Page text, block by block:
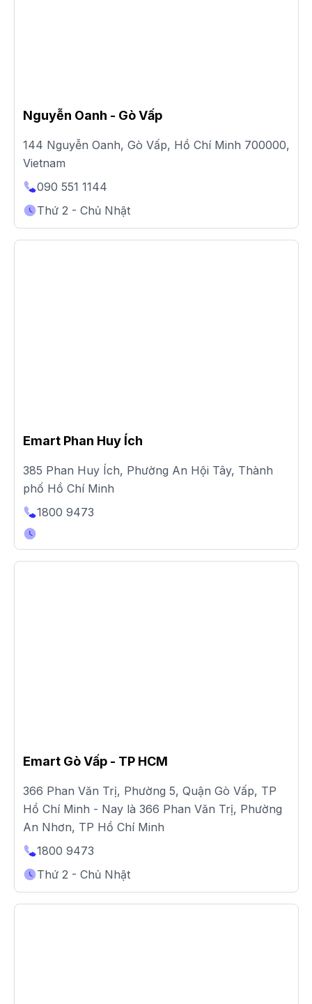
Nguyễn Oanh - Gò Vấp
144 Nguyễn Oanh, Gò Vấp, Hồ Chí Minh 700000,
Vietnam
090 551 1144
Thứ 2 - Chủ Nhật
Emart Phan Huy Ích
385 Phan Huy Ích, Phường An Hội Tây, Thành
phố Hồ Chí Minh
1800 9473
Emart Gò Vấp - TP HCM
366 Phan Văn Trị, Phường 5, Quận Gò Vấp, TP
Hồ Chí Minh - Nay là 366 Phan Văn Trị, Phường
An Nhơn, TP Hồ Chí Minh
1800 9473
Thứ 2 - Chủ Nhật